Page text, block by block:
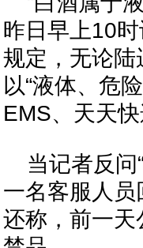
昨日早上10
规定，无论
以“液体、危
EMS、天天
当记者反
一名客服人员
还称，前一